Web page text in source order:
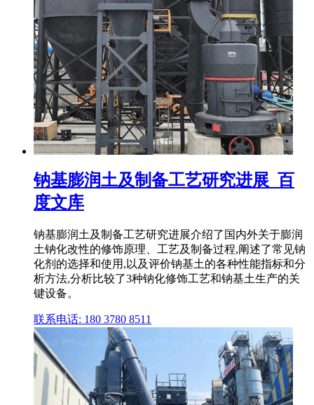
钠基膨润土及制备工艺研究进展_百
度文库
钠基膨润土及制备工艺研究进展介绍了国内外关于膨润
土钠化改性的修饰原理、工艺及制备过程,阐述了常见钠
化剂的选择和使用,以及评价钠基土的各种性能指标和分
析方法,分析比较了3种钠化修饰工艺和钠基土生产的关
键设备。
联系电话: 180 3780 8511